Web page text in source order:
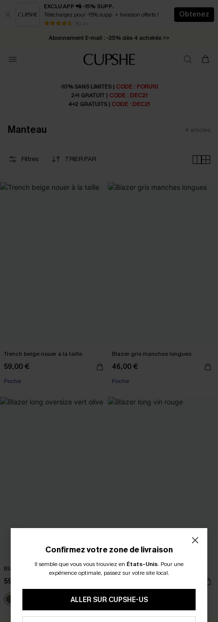
EXCLU APP 📲 -15% SUPP.
Téléchargez pour -15% supp. + livraison offerts !
50 k+
Obtenez
* Livraison éclair 2-3 jours ouvrés >>
Abonnement E-mail : -25% dès 4 achetés >>
-10% SANS LIMITES | CODE : FORU10
2+1 GRATUIT | CODE : DEC21
4+2 GRATUITS | CODE : DEC21
Manteau 4 articles
Filtres TRIER PAR
Trench beige nouer à la taille
59,00 €
Poche
Blazer gris manches longues
46,00 €
Poche
Blazer long oversize vert olive
59,00 €
Blazer long vin rouge
Confirmez votre zone de livraison
Il semble que vous vous trouviez en États-Unis. Pour une
expérience optimale, passez sur votre site local.
ALLER SUR CUPSHE-US